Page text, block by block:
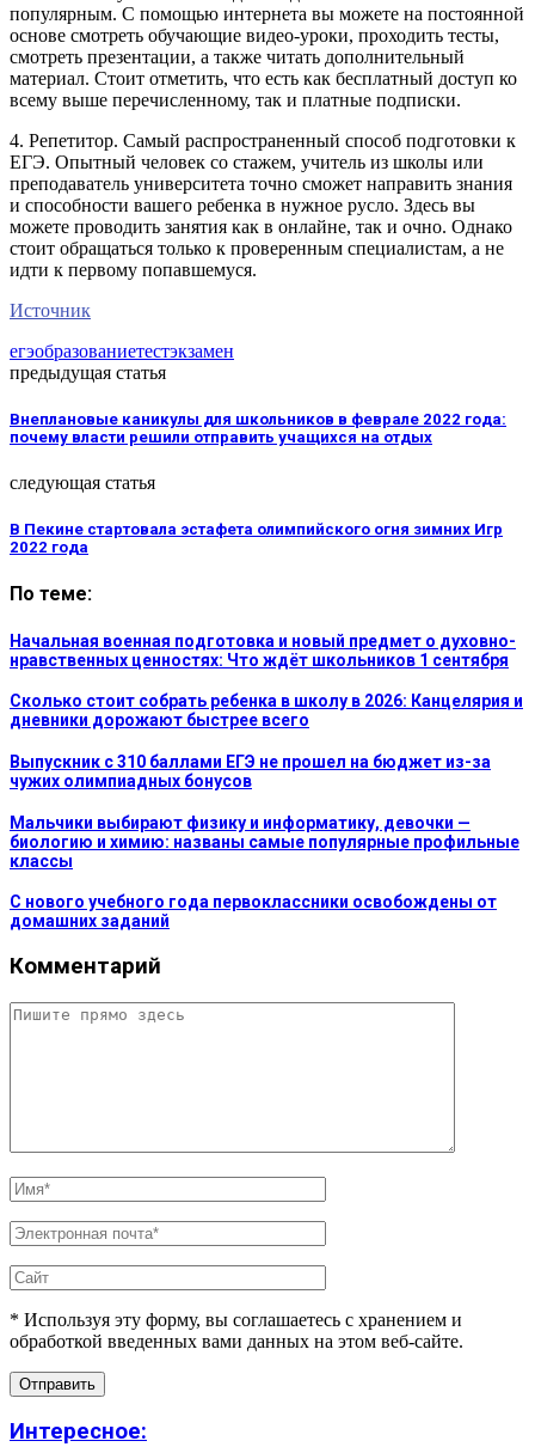
популярным. С помощью интернета вы можете на постоянной
основе смотреть обучающие видео-уроки, проходить тесты,
смотреть презентации, а также читать дополнительный
материал. Стоит отметить, что есть как бесплатный доступ ко
всему выше перечисленному, так и платные подписки.
4. Репетитор. Самый распространенный способ подготовки к
ЕГЭ. Опытный человек со стажем, учитель из школы или
преподаватель университета точно сможет направить знания
и способности вашего ребенка в нужное русло. Здесь вы
можете проводить занятия как в онлайне, так и очно. Однако
стоит обращаться только к проверенным специалистам, а не
идти к первому попавшемуся.
Источник
егэобразованиетестэкзамен
предыдущая статья
Внеплановые каникулы для школьников в феврале 2022 года:
почему власти решили отправить учащихся на отдых
следующая статья
В Пекине стартовала эстафета олимпийского огня зимних Игр
2022 года
По теме:
Начальная военная подготовка и новый предмет о духовно-
нравственных ценностях: Что ждёт школьников 1 сентября
Сколько стоит собрать ребенка в школу в 2026: Канцелярия и
дневники дорожают быстрее всего
Выпускник с 310 баллами ЕГЭ не прошел на бюджет из-за
чужих олимпиадных бонусов
Мальчики выбирают физику и информатику, девочки —
биологию и химию: названы самые популярные профильные
классы
С нового учебного года первоклассники освобождены от
домашних заданий
Комментарий
* Используя эту форму, вы соглашаетесь с хранением и
обработкой введенных вами данных на этом веб-сайте.
Интересное: